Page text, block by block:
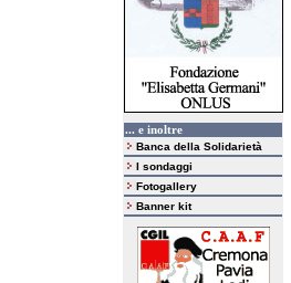
... e inoltre
Banca della Solidarietà
I sondaggi
Fotogallery
Banner kit